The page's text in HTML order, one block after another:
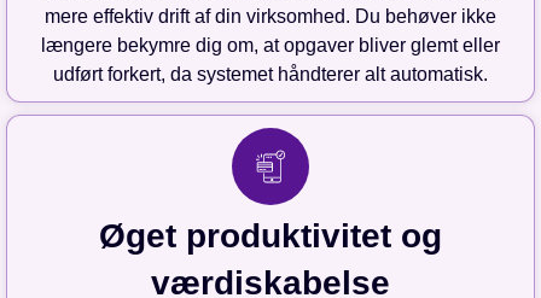
mere effektiv drift af din virksomhed. Du behøver ikke
længere bekymre dig om, at opgaver bliver glemt eller
udført forkert, da systemet håndterer alt automatisk.
Øget produktivitet og
værdiskabelse